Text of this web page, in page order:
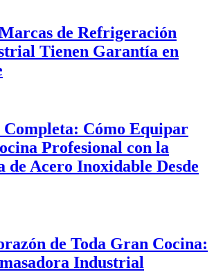
de Refrigeración
Tienen Garantía en
Completa: Cómo Equipar
Profesional con la
de Acero Inoxidable Desde
de Toda Gran Cocina:
Industrial